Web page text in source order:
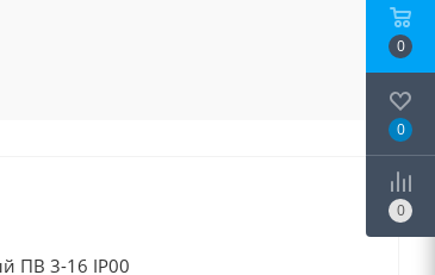
Выключатель пакетный ПВ 3-16 IP00
0
0
0